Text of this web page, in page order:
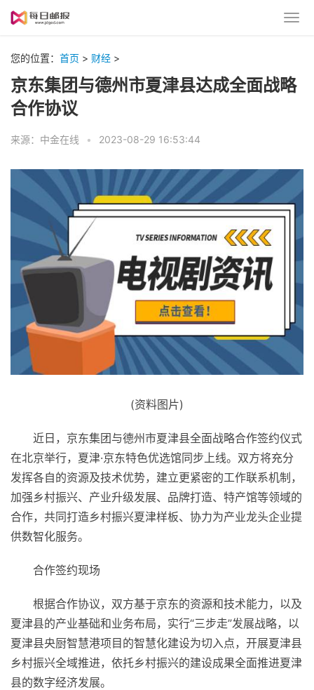
您的位置： 首页 > 财经 >
京东集团与德州市夏津县达成全面战略
合作协议
来源：中金在线 • 2023-08-29 16:53:44
(资料图片)
近日，京东集团与德州市夏津县全面战略合作签约仪式
在北京举行，夏津·京东特色优选馆同步上线。双方将充分
发挥各自的资源及技术优势，建立更紧密的工作联系机制，
加强乡村振兴、产业升级发展、品牌打造、特产馆等领域的
合作，共同打造乡村振兴夏津样板、协力为产业龙头企业提
供数智化服务。
合作签约现场
根据合作协议，双方基于京东的资源和技术能力，以及
夏津县的产业基础和业务布局，实行“三步走”发展战略，以
夏津县央厨智慧港项目的智慧化建设为切入点，开展夏津县
乡村振兴全域推进，依托乡村振兴的建设成果全面推进夏津
县的数字经济发展。